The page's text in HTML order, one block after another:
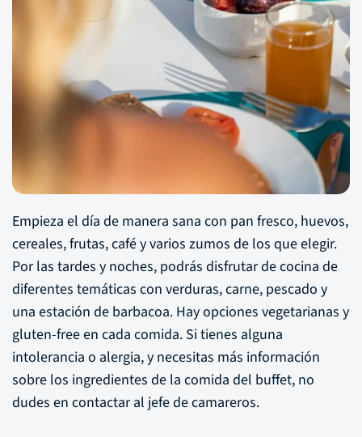
Empieza el día de manera sana con pan fresco, huevos,
cereales, frutas, café y varios zumos de los que elegir.
Por las tardes y noches, podrás disfrutar de cocina de
diferentes temáticas con verduras, carne, pescado y
una estación de barbacoa. Hay opciones vegetarianas y
gluten-free en cada comida. Si tienes alguna
intolerancia o alergia, y necesitas más información
sobre los ingredientes de la comida del buffet, no
dudes en contactar al jefe de camareros.